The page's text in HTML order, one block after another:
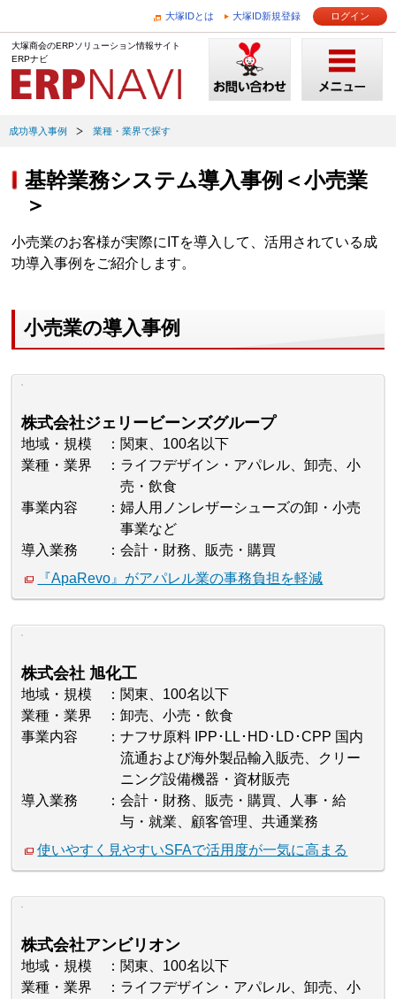
大塚IDとは 大塚ID新規登録 ログイン
大塚商会のERPソリューション情報サイト
ERPナビ
成功導入事例 業種・業界で探す
基幹業務システム導入事例＜小売業
＞
小売業のお客様が実際にITを導入して、活用されている成
功導入事例をご紹介します。
小売業の導入事例
株式会社ジェリービーンズグループ
地域・規模
関東、100名以下
業種・業界
ライフデザイン・アパレル、卸売、小
売・飲食
事業内容
婦人用ノンレザーシューズの卸・小売
事業など
導入業務
会計・財務、販売・購買
『ApaRevo』がアパレル業の事務負担を軽減
株式会社 旭化工
地域・規模
関東、100名以下
業種・業界
卸売、小売・飲食
事業内容
ナフサ原料 IPP･LL･HD･LD･CPP 国内
流通および海外製品輸入販売、クリー
ニング設備機器・資材販売
導入業務
会計・財務、販売・購買、人事・給
与・就業、顧客管理、共通業務
使いやすく見やすいSFAで活用度が一気に高まる
株式会社アンビリオン
地域・規模
関東、100名以下
業種・業界
ライフデザイン・アパレル、卸売、小